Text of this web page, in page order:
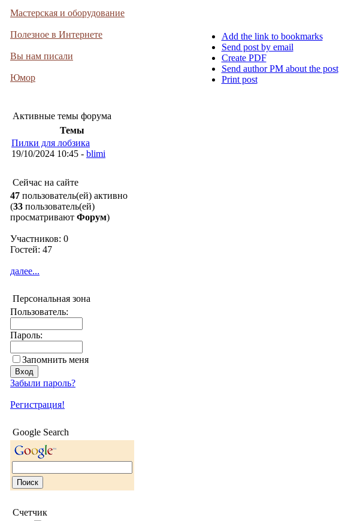
Мастерская и оборудование
Полезное в Интернете
Вы нам писали
Юмор
Активные темы форума
Темы
Пилки для лобзика
19/10/2024 10:45 - blimi
Сейчас на сайте
47 пользователь(ей) активно
(33 пользователь(ей)
просматривают Форум)
Участников: 0
Гостей: 47
далее...
Персональная зона
Пользователь:
Пароль:
Запомнить меня
Забыли пароль?
Регистрация!
Google Search
Счетчик
Add the link to bookmarks
Send post by email
Create PDF
Send author PM about the post
Print post